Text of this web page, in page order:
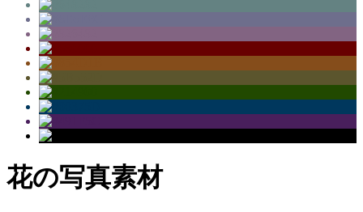
花の写真素材